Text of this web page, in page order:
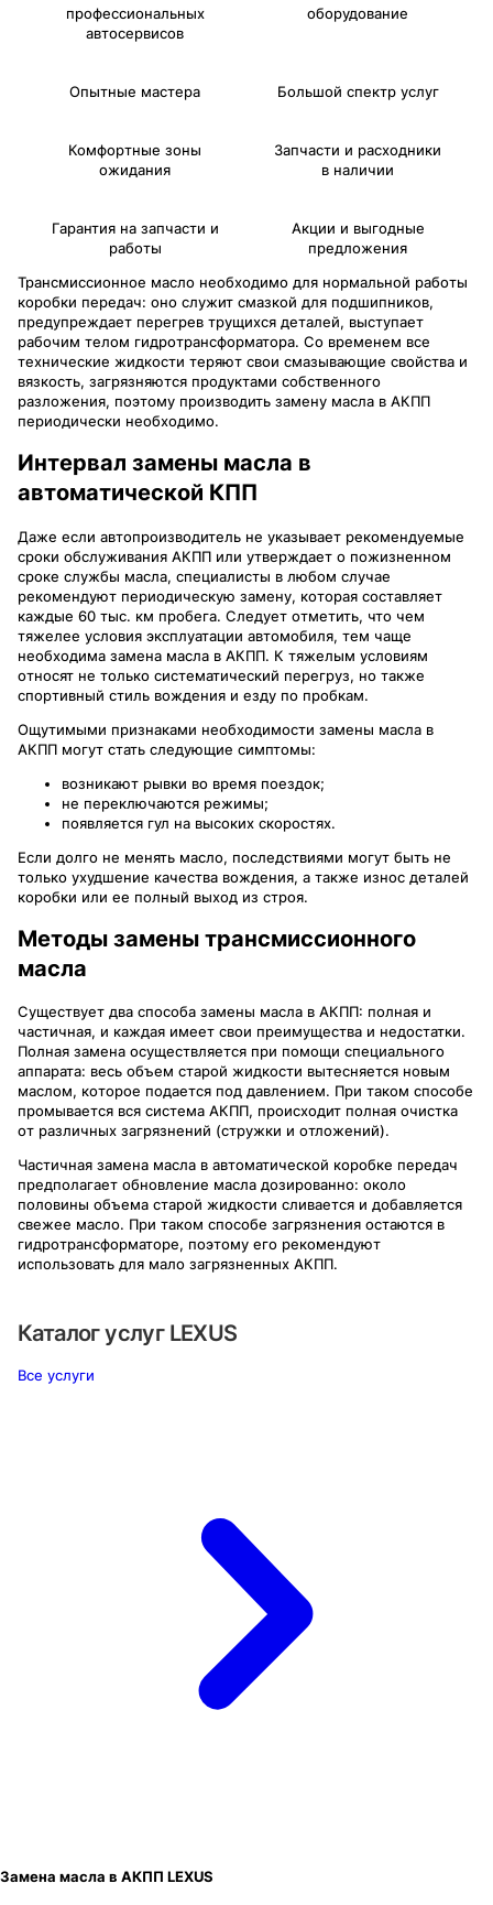
профессиональных
автосервисов
оборудование
Опытные мастера Большой спектр услуг
Комфортные зоны
ожидания
Запчасти и расходники
в наличии
Гарантия на запчасти и
работы
Акции и выгодные
предложения
Трансмиссионное масло необходимо для нормальной работы
коробки передач: оно служит смазкой для подшипников,
предупреждает перегрев трущихся деталей, выступает
рабочим телом гидротрансформатора. Со временем все
технические жидкости теряют свои смазывающие свойства и
вязкость, загрязняются продуктами собственного
разложения, поэтому производить замену масла в АКПП
периодически необходимо.
Интервал замены масла в
автоматической КПП
Даже если автопроизводитель не указывает рекомендуемые
сроки обслуживания АКПП или утверждает о пожизненном
сроке службы масла, специалисты в любом случае
рекомендуют периодическую замену, которая составляет
каждые 60 тыс. км пробега. Следует отметить, что чем
тяжелее условия эксплуатации автомобиля, тем чаще
необходима замена масла в АКПП. К тяжелым условиям
относят не только систематический перегруз, но также
спортивный стиль вождения и езду по пробкам.
Ощутимыми признаками необходимости замены масла в
АКПП могут стать следующие симптомы:
возникают рывки во время поездок;
не переключаются режимы;
появляется гул на высоких скоростях.
Если долго не менять масло, последствиями могут быть не
только ухудшение качества вождения, а также износ деталей
коробки или ее полный выход из строя.
Методы замены трансмиссионного
масла
Существует два способа замены масла в АКПП: полная и
частичная, и каждая имеет свои преимущества и недостатки.
Полная замена осуществляется при помощи специального
аппарата: весь объем старой жидкости вытесняется новым
маслом, которое подается под давлением. При таком способе
промывается вся система АКПП, происходит полная очистка
от различных загрязнений (стружки и отложений).
Частичная замена масла в автоматической коробке передач
предполагает обновление масла дозированно: около
половины объема старой жидкости сливается и добавляется
свежее масло. При таком способе загрязнения остаются в
гидротрансформаторе, поэтому его рекомендуют
использовать для мало загрязненных АКПП.
Каталог услуг LEXUS
Все услуги
Замена масла в АКПП LEXUS